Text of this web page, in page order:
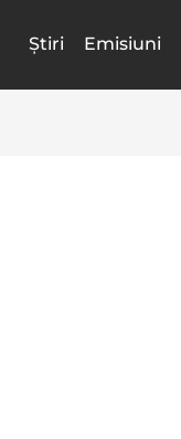
Știri Emisiuni